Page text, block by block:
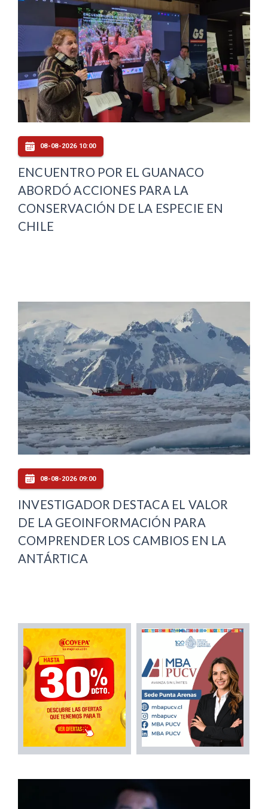
08-08-2026 10:00
ENCUENTRO POR EL GUANACO
ABORDÓ ACCIONES PARA LA
CONSERVACIÓN DE LA ESPECIE EN
CHILE
08-08-2026 09:00
INVESTIGADOR DESTACA EL VALOR
DE LA GEOINFORMACIÓN PARA
COMPRENDER LOS CAMBIOS EN LA
ANTÁRTICA